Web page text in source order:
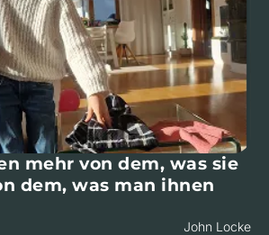
mehr von dem, was sie
dem, was man ihnen
John Locke